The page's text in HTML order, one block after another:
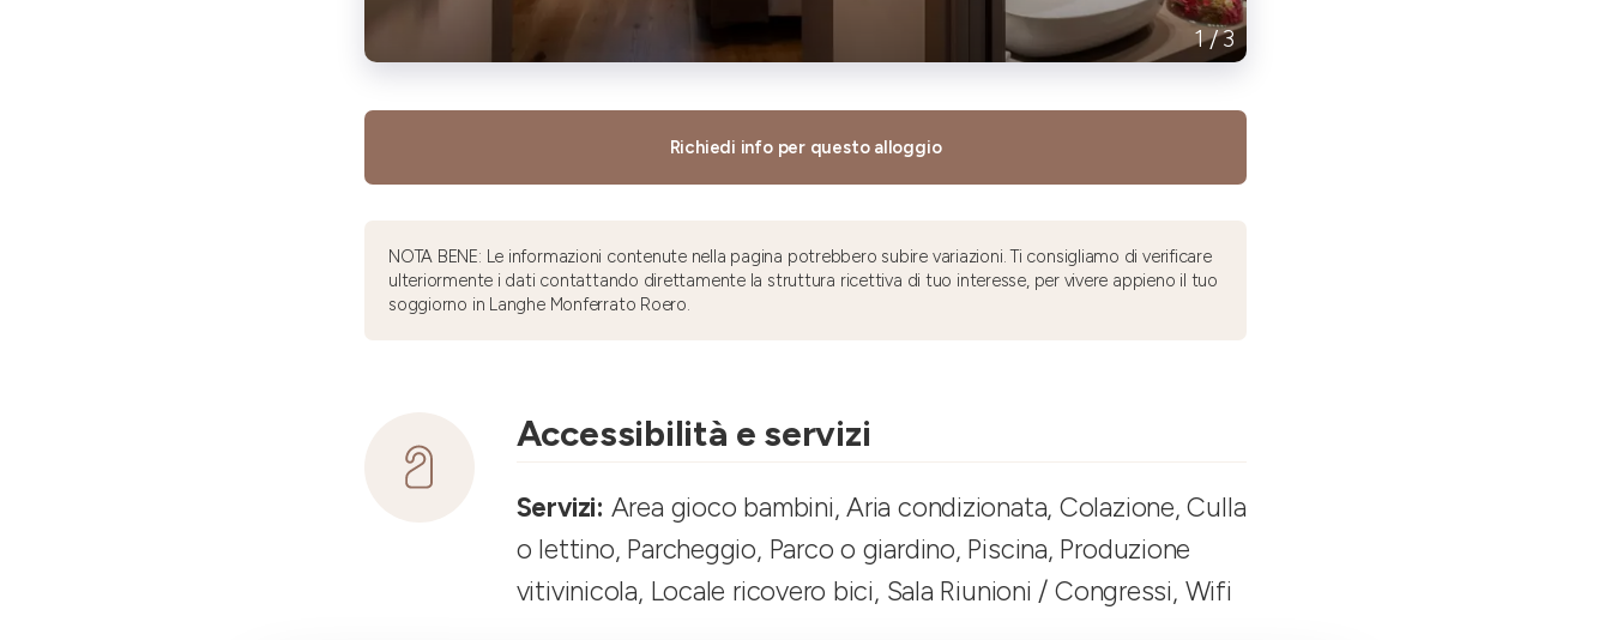
1/3
Richiedi info per questo alloggio
NOTA BENE: Le informazioni contenute nella pagina potrebbero subire variazioni. Ti consigliamo di verificare
ulteriormente i dati contattando direttamente la struttura ricettiva di tuo interesse, per vivere appieno il tuo
soggiorno in Langhe Monferrato Roero.
Accessibilità e servizi
Servizi: Area gioco bambini, Aria condizionata, Colazione, Culla
o lettino, Parcheggio, Parco o giardino, Piscina, Produzione
vitivinicola, Locale ricovero bici, Sala Riunioni / Congressi, Wifi